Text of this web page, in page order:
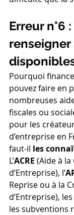
Erreur n°6
renseigner
Pourquoi
pouvez faire en
nombreuses
fiscales ou
pour les
d’entreprise en
faut-il les
L’ACRE (Aide à
d’Entreprise), l’
Reprise ou à la
d’Entreprise),
les subventions